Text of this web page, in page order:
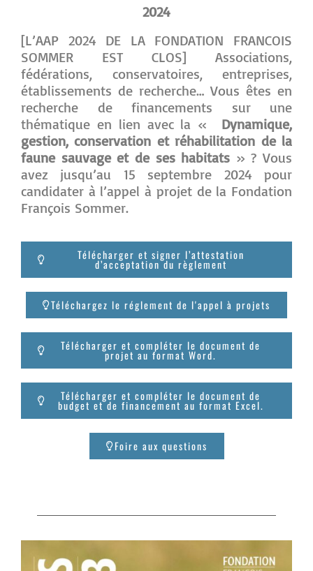
2024
[L’AAP 2024 DE LA FONDATION FRANCOIS
SOMMER EST CLOS] Associations,
fédérations, conservatoires, entreprises,
établissements de recherche… Vous êtes en
recherche de financements sur une
thématique en lien avec la «
Dynamique,
gestion, conservation et réhabilitation de la
faune sauvage et de ses habitats » ? Vous
avez jusqu’au 15 septembre 2024 pour
candidater à l’appel à projet de la Fondation
François Sommer.
Télécharger et signer l’attestation
d’acceptation du règlement
Téléchargez le réglement de l'appel à projets
Télécharger et compléter le document de
projet au format Word.
Télécharger et compléter le document de
budget et de financement au format Excel.
Foire aux questions